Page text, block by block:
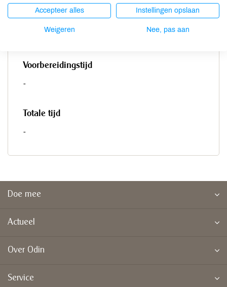
Bereidingstijd
Voorbereidingstijd
-
Totale tijd
-
Doe mee
Actueel
Over Odin
Service
Accepteer alles Instellingen opslaan
Weigeren Nee, pas aan